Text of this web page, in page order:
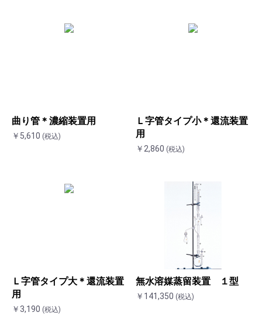
曲り管＊濃縮装置用
￥5,610 (税込)
Ｌ字管タイプ小＊還流装置
用
￥2,860 (税込)
Ｌ字管タイプ大＊還流装置
用
￥3,190 (税込)
無水溶媒蒸留装置 １型
￥141,350 (税込)